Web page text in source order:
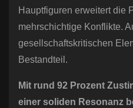
Hauptfiguren erweitert die
mehrschichtige Konflikte.
gesellschaftskritischen
Bestandteil.
Mit rund 92 Prozent
einer soliden Resonanz